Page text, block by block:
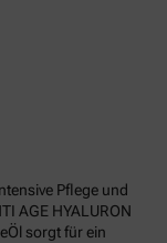
Pflege und
AGE HYALURON
sorgt für ein